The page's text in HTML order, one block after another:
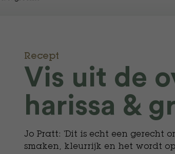
Recept
Vis uit de
harissa &
Jo Pratt: ‘Dit is echt een gerecht
smaken, kleurrijk en het wordt